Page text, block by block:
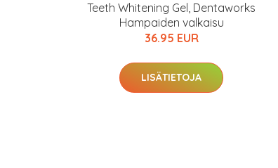
Teeth Whitening Gel, Dentaworks
Hampaiden valkaisu
36.95 EUR
LISÄTIETOJA